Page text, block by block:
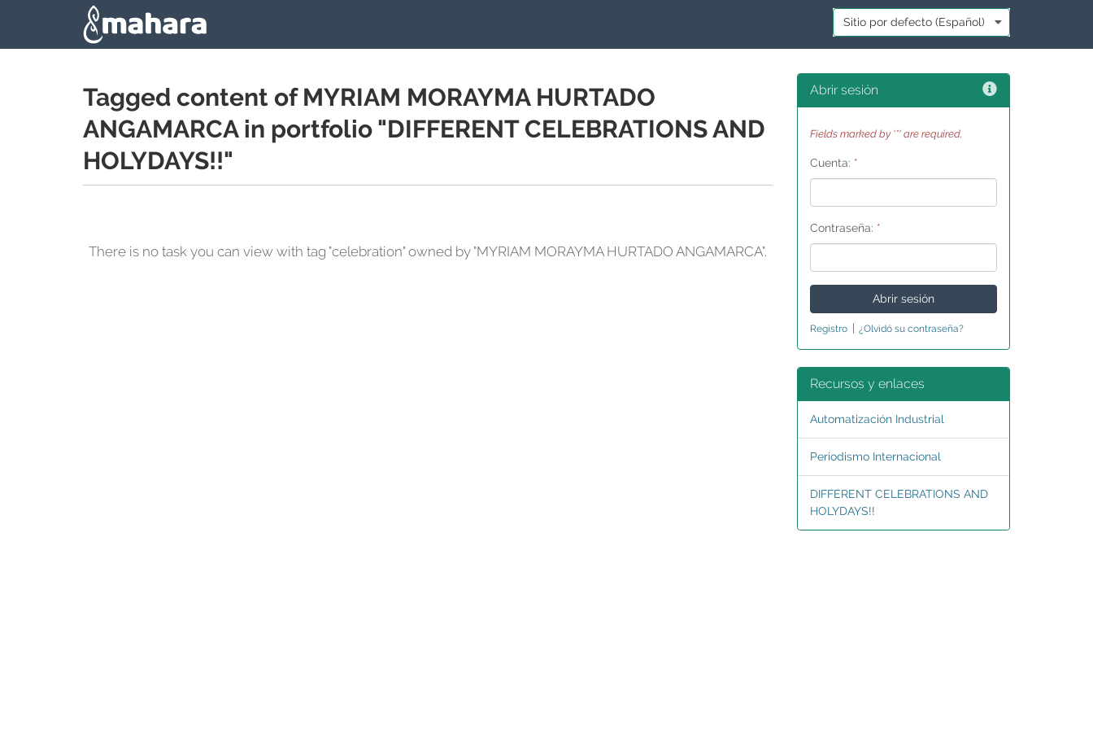
Skip to main content
Idioma:
Tagged content of MYRIAM MORAYMA HURTADO
ANGAMARCA in portfolio "DIFFERENT CELEBRATIONS AND
HOLYDAYS!!"
There is no task you can view with tag "celebration" owned by "MYRIAM MORAYMA HURTADO ANGAMARCA".
Abrir sesión Ayuda
Fields marked by '*' are required.
Cuenta: *
Contraseña: *
Registro ¿Olvidó su contraseña?
Recursos y enlaces
Automatización Industrial
Periodismo Internacional
DIFFERENT CELEBRATIONS AND
HOLYDAYS!!